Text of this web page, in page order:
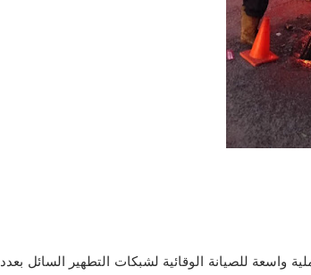
واسعة للصيانة الوقائية لشبكات التطهير السائل بعدد